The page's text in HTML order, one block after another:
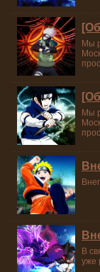
Мы
Мы
В
уже